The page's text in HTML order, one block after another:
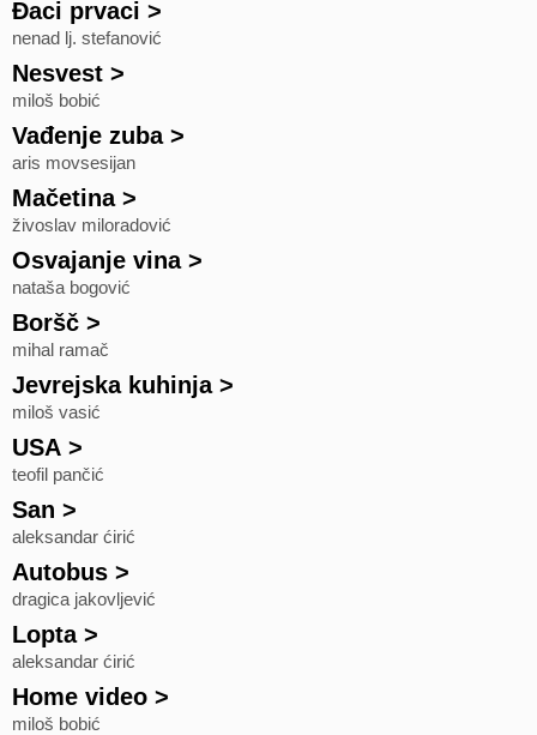
Đaci prvaci >
nenad lj. stefanović
Nesvest >
miloš bobić
Vađenje zuba>
aris movsesijan
Mačetina>
živoslav miloradović
Osvajanje vina>
nataša bogović
Boršč >
mihal ramač
Jevrejska kuhinja>
miloš vasić
USA >
teofil pančić
San >
aleksandar ćirić
Autobus >
dragica jakovljević
Lopta>
aleksandar ćirić
Home video >
miloš bobić